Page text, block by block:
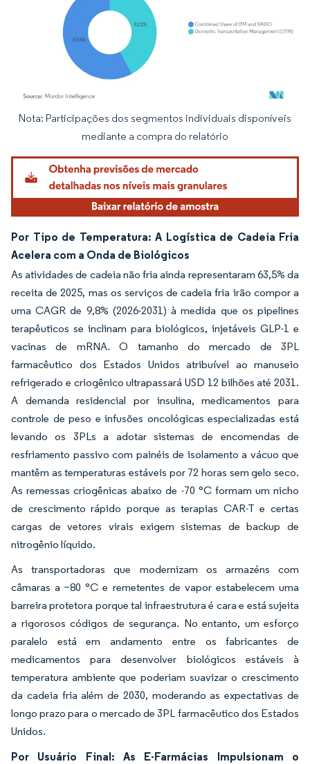
Imagem © Mordor Intelligence. O reuso requer atribuição conforme CC BY 4.0.
Nota: Participações dos segmentos individuais disponíveis
mediante a compra do relatório
Por Tipo de Temperatura: A Logística de Cadeia Fria
Acelera com a Onda de Biológicos
As atividades de cadeia não fria ainda representaram 63,5% da
receita de 2025, mas os serviços de cadeia fria irão compor a
uma CAGR de 9,8% (2026-2031) à medida que os pipelines
terapêuticos se inclinam para biológicos, injetáveis GLP-1 e
vacinas de mRNA. O tamanho do mercado de 3PL
farmacêutico dos Estados Unidos atribuível ao manuseio
refrigerado e criogênico ultrapassará USD 12 bilhões até 2031.
A demanda residencial por insulina, medicamentos para
controle de peso e infusões oncológicas especializadas está
levando os 3PLs a adotar sistemas de encomendas de
resfriamento passivo com painéis de isolamento a vácuo que
mantêm as temperaturas estáveis por 72 horas sem gelo seco.
As remessas criogênicas abaixo de -70 °C formam um nicho
de crescimento rápido porque as terapias CAR-T e certas
cargas de vetores virais exigem sistemas de backup de
nitrogênio líquido.
As transportadoras que modernizam os armazéns com
câmaras a −80 °C e remetentes de vapor estabelecem uma
barreira protetora porque tal infraestrutura é cara e está sujeita
a rigorosos códigos de segurança. No entanto, um esforço
paralelo está em andamento entre os fabricantes de
medicamentos para desenvolver biológicos estáveis à
temperatura ambiente que poderiam suavizar o crescimento
da cadeia fria além de 2030, moderando as expectativas de
longo prazo para o mercado de 3PL farmacêutico dos Estados
Unidos.
Por Usuário Final: As E-Farmácias Impulsionam o